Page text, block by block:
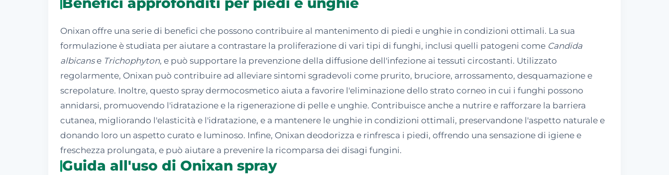
Onixan offre una serie di benefici che possono contribuire al mantenimento di piedi e unghie in condizioni ottimali. La sua
formulazione è studiata per aiutare a contrastare la proliferazione di vari tipi di funghi, inclusi quelli patogeni come Candida
albicanse Trichophyton, e può supportare la prevenzione della diffusione dell'infezione ai tessuti circostanti. Utilizzato
regolarmente, Onixan può contribuire ad alleviare sintomi sgradevoli come prurito, bruciore, arrossamento, desquamazione e
screpolature. Inoltre, questo spray dermocosmetico aiuta a favorire l'eliminazione dello strato corneo in cui i funghi possono
annidarsi, promuovendo l'idratazione e la rigenerazione di pelle e unghie. Contribuisce anche a nutrire e rafforzare la barriera
cutanea, migliorando l'elasticità e l'idratazione, e a mantenere le unghie in condizioni ottimali, preservandone l'aspetto naturale e
donando loro un aspetto curato e luminoso. Infine, Onixan deodorizza e rinfresca i piedi, offrendo una sensazione di igiene e
freschezza prolungata, e può aiutare a prevenire la ricomparsa dei disagi fungini.
Guida all'uso di Onixan spray